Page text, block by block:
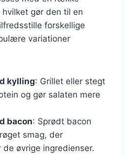
gør den til en
forskellige
variationer
kylling: Grillet eller stegt
og gør salaten mere
bacon: Sprødt bacon
smag, der
de øvrige ingredienser.